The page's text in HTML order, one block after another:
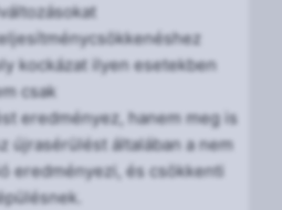
kockázat ilyen esetekben
csak
eredményez, hanem meg is
újrasérülést általában a nem
eredményezi, és csökkenti